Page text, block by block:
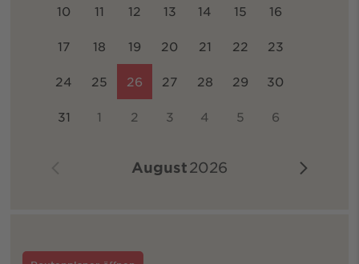
August2026
10 11 12 13 14 15 16
17 18 19 20 21 22 23
24 25 26 27 28 29 30
31 1 2 3 4 5 6